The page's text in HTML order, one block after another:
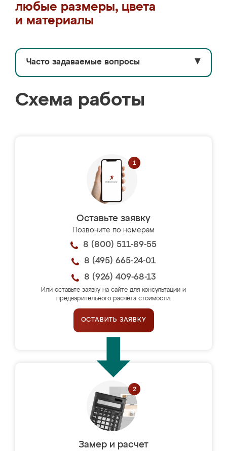
любые размеры, цвета
и материалы
Часто задаваемые вопросы ▼
Схема работы
Оставьте заявку
Позвоните по номерам
8 (800) 511-89-55
8 (495) 665-24-01
8 (926) 409-68-13
Или оставьте заявку на сайте для консультации и
предварительного расчёта стоимости.
ОСТАВИТЬ ЗАЯВКУ
Замер и расчет